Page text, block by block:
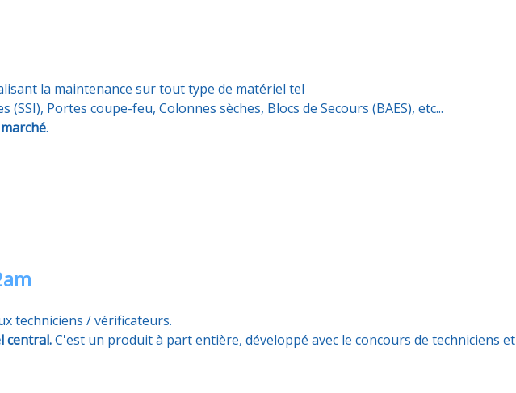
la maintenance sur tout type de matériel tel
Portes coupe-feu, Colonnes sèches, Blocs de Secours (BAES), etc...
.
techniciens / vérificateurs.
central.C'est un produit à part entière, développé avec le concours de techniciens et